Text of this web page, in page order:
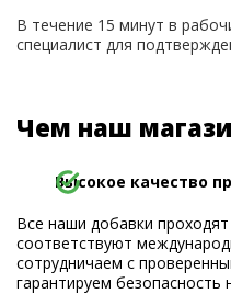
В течение 15 минут в
специалист для
Чем наш
Высокое качество
Все наши добавки
соответствуют
сотрудничаем с
гарантируем безопасность